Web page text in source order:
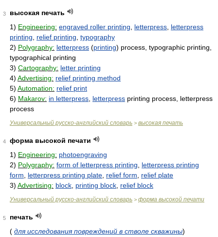
3
высокая печать
1) Engineering: engraved roller printing letterpress letterpress
printing
relief printing typography
2) Polygraphy: letterpress (printing) process, typographic printing,
typographical printing
3) Cartography: letter printing
4) Advertising: relief printing method
5) Automation: relief print
6) Makarov: in letterpress letterpress printing process, letterpress
process
Универсальный русско-английский словарь > высокая печать
4
форма высокой печати
1) Engineering: photoengraving
2) Polygraphy: form of letterpress printing
letterpress printing
form
letterpress printing plate relief form
relief plate
3) Advertising: block printing block relief block
Универсальный русско-английский словарь > форма высокой печати
5
печать
( для исследования повреждений в стволе скважины)